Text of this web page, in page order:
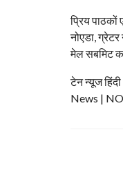
प्रिय पाठकों
नोएडा,
मेल सबमिट
टेन न्यूज
News |